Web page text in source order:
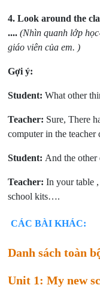
4. Look around the
....(Nhìn quanh lớp
giáo viên của em. )
Gợi ý:
Student: What other
Teacher: Sure, There
computer in the teacher
Student: And the other
Teacher: In your table
school kits….
CÁC BÀI KHÁC:
Danh sách toàn
Unit 1: My new